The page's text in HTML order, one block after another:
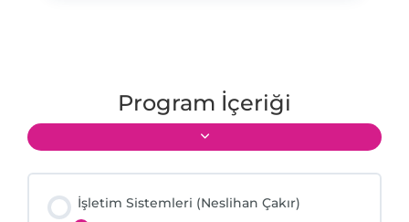
Program İçeriği
İşletim Sistemleri (Neslihan Çakır)